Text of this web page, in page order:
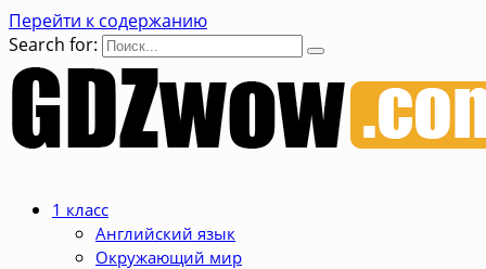
Перейти к содержанию
Search for:
1 класс
Английский язык
Окружающий мир